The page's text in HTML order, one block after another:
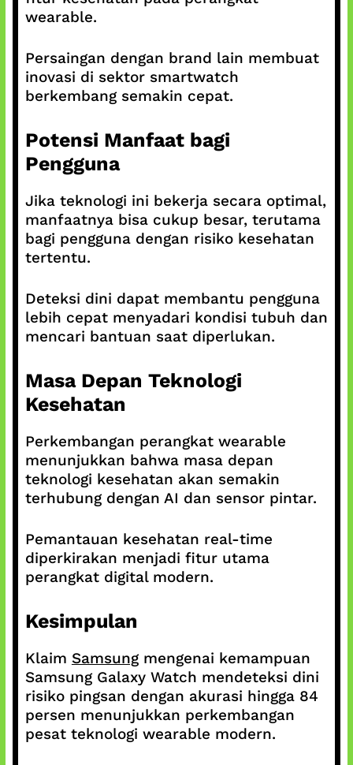
wearable.
Persaingan dengan brand lain membuat
inovasi di sektor smartwatch
berkembang semakin cepat.
Potensi Manfaat bagi
Pengguna
Jika teknologi ini bekerja secara optimal,
manfaatnya bisa cukup besar, terutama
bagi pengguna dengan risiko kesehatan
tertentu.
Deteksi dini dapat membantu pengguna
lebih cepat menyadari kondisi tubuh dan
mencari bantuan saat diperlukan.
Masa Depan Teknologi
Kesehatan
Perkembangan perangkat wearable
menunjukkan bahwa masa depan
teknologi kesehatan akan semakin
terhubung dengan AI dan sensor pintar.
Pemantauan kesehatan real-time
diperkirakan menjadi fitur utama
perangkat digital modern.
Kesimpulan
Klaim Samsungmengenai kemampuan
Samsung Galaxy Watch mendeteksi dini
risiko pingsan dengan akurasi hingga 84
persen menunjukkan perkembangan
pesat teknologi wearable modern.